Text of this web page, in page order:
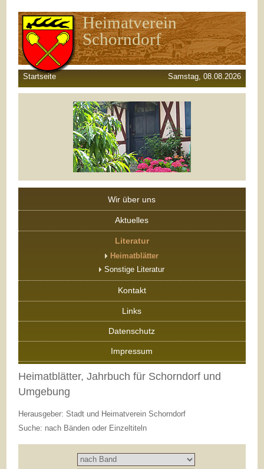
Heimatverein
Schorndorf
Startseite Samstag, 08.08.2026
Wir über uns
Aktuelles
Literatur
Heimatblätter
Sonstige Literatur
Kontakt
Links
Datenschutz
Impressum
Heimatblätter, Jahrbuch für Schorndorf und
Umgebung
Herausgeber: Stadt und Heimatverein Schorndorf
Suche: nach Bänden oder Einzeltiteln